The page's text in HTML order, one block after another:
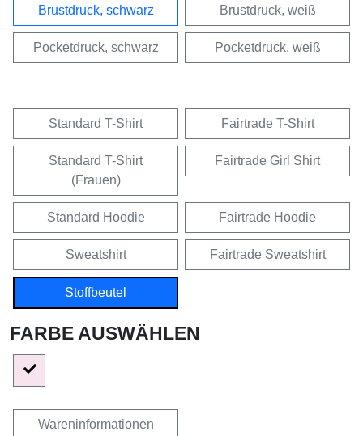
Brustdruck, schwarz Brustdruck, weiß
Pocketdruck, schwarz Pocketdruck, weiß
Standard T-Shirt Fairtrade T-Shirt
Standard T-Shirt
(Frauen)
Fairtrade Girl Shirt
Standard Hoodie Fairtrade Hoodie
Sweatshirt Fairtrade Sweatshirt
Stoffbeutel
FARBE AUSWÄHLEN
Wareninformationen